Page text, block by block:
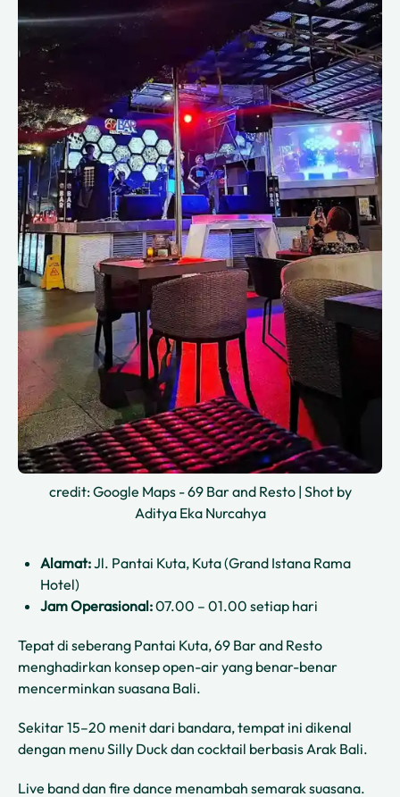
credit: Google Maps - 69 Bar and Resto | Shot by
Aditya Eka Nurcahya
Alamat:Jl. Pantai Kuta, Kuta (Grand Istana Rama
Hotel)
Jam Operasional:07.00 – 01.00 setiap hari
Tepat di seberang Pantai Kuta, 69 Bar and Resto
menghadirkan konsep open-air yang benar-benar
mencerminkan suasana Bali.
Sekitar 15–20 menit dari bandara, tempat ini dikenal
dengan menu Silly Duck dan cocktail berbasis Arak Bali.
Live band dan fire dance menambah semarak suasana.